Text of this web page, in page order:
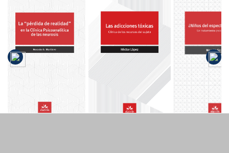
La "pérdida
de realidad"
en la Clínica
Psicoanalítica
de las
neurosis
adicciones
tóxicas
autista?